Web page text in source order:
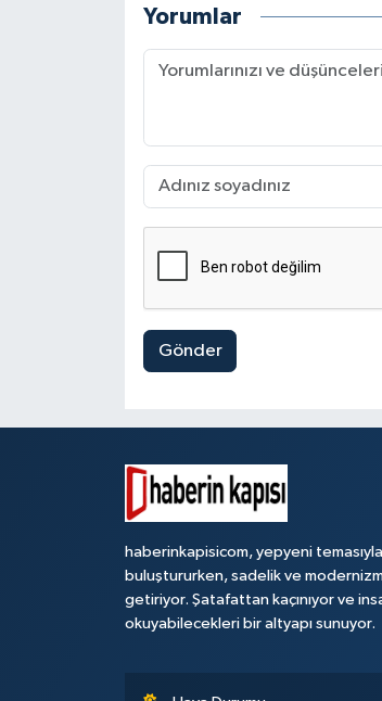
Yorumlar
Gönder
haberinkapisicom, yepyeni
buluştururken, sadelik ve
getiriyor. Şatafattan kaçınıyor ve
okuyabilecekleri bir altyapı sunuyor.